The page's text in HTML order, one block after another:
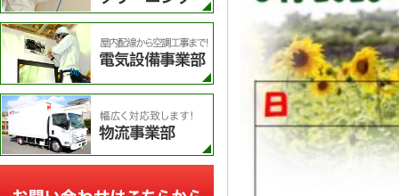
電気設備事業部
物流事業部